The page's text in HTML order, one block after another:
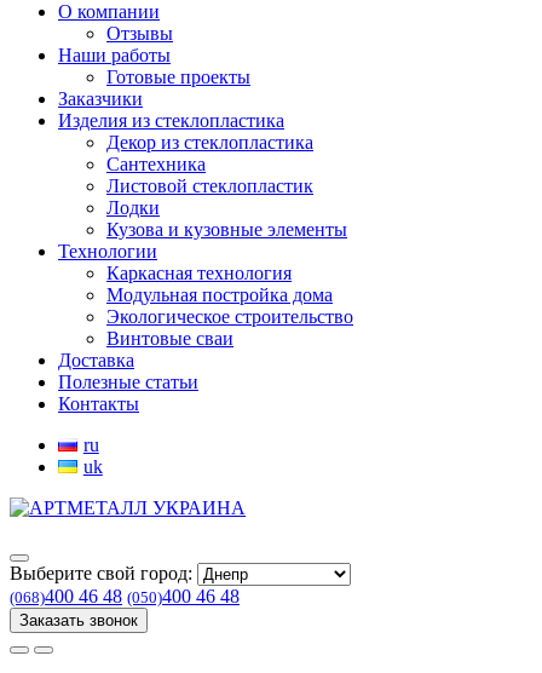
О компании
Отзывы
Наши работы
Готовые проекты
Заказчики
Изделия из стеклопластика
Декор из стеклопластика
Сантехника
Листовой стеклопластик
Лодки
Кузова и кузовные элементы
Технологии
Каркасная технология
Модульная постройка дома
Экологическое строительство
Винтовые сваи
Доставка
Полезные статьи
Контакты
ru
uk
Выберите свой город:
(068)400 46 48 (050)400 46 48
Заказать звонок